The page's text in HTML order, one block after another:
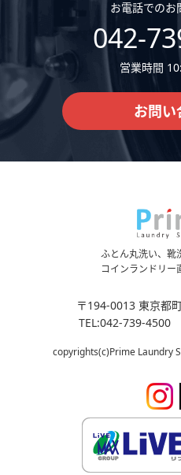
お電話でのお
042-
営業時間
お問い
ふとん丸洗い、靴
コインランドリー
〒194-0013 東京都
TEL:042-739-4500
copyrights(c)Prime Laundry